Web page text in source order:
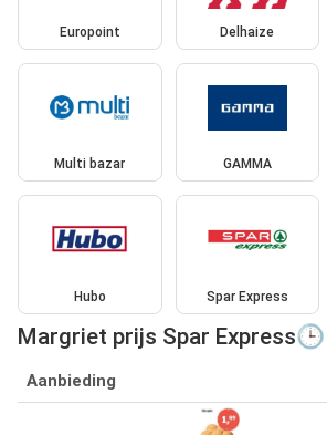
Europoint Delhaize
Multi bazar GAMMA
Hubo Spar Express
Margriet prijs Spar Express🕒
Aanbieding